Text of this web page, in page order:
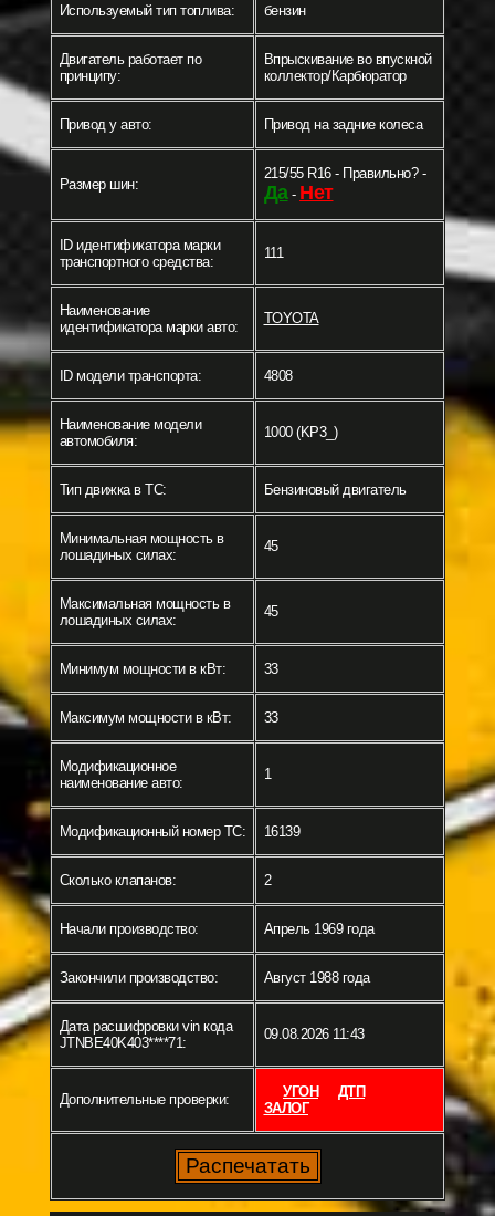
Используемый тип топлива: бензин
Двигатель работает по
принципу:
Впрыскивание во впускной
коллектор/Карбюратор
Привод у авто: Привод на задние колеса
Размер шин:
215/55 R16 - Правильно? -
Да- Нет
ID идентификатора марки
транспортного средства:
111
Наименование
идентификатора марки авто:
TOYOTA
ID модели транспорта: 4808
Наименование модели
автомобиля:
1000 (KP3_)
Тип движка в ТС: Бензиновый двигатель
Минимальная мощность в
лошадиных силах:
45
Максимальная мощность в
лошадиных силах:
45
Минимум мощности в кВт: 33
Максимум мощности в кВт: 33
Модификационное
наименование авто:
1
Модификационный номер ТС: 16139
Сколько клапанов: 2
Начали производство: Апрель 1969 года
Закончили производство: Август 1988 года
Дата расшифровки vin кода
JTNBE40K403****71:
09.08.2026 11:43
Дополнительные проверки: УГОН
ДТП
ЗАЛОГ